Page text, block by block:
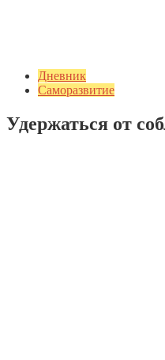
Дневник
Саморазвитие
Удержаться от